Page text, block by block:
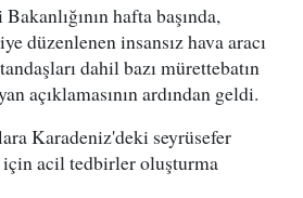
hafta başında,
düzenlenen insansız hava aracı
dahil bazı mürettebatın
açıklamasının ardından geldi.
Karadeniz'deki seyrüsefer
acil tedbirler oluşturma